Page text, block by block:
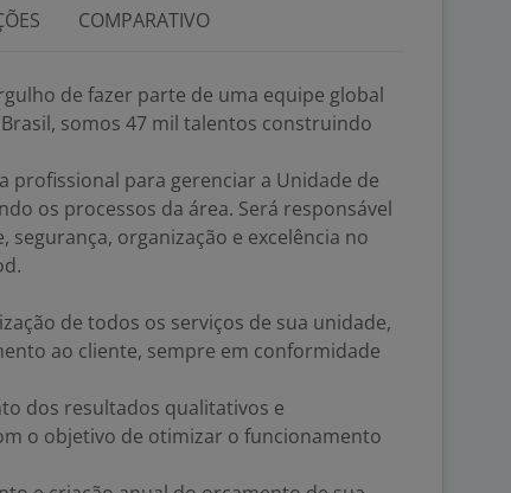
COMPARATIVO
de fazer parte de uma equipe global
somos 47 mil talentos construindo
profissional para gerenciar a Unidade de
os processos da área. Será responsável
organização e excelência no
de todos os serviços de sua unidade,
ao cliente, sempre em conformidade
dos resultados qualitativos e
o objetivo de otimizar o funcionamento